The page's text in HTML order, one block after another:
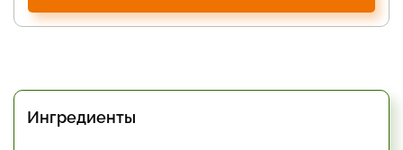
Ингредиенты